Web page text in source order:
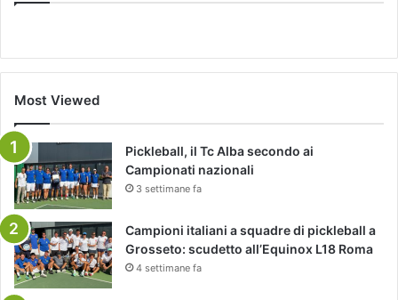
Most Viewed
Pickleball, il Tc Alba secondo ai
Campionati nazionali
3 settimane fa
Campioni italiani a squadre di pickleball a
Grosseto: scudetto all’Equinox L18 Roma
4 settimane fa